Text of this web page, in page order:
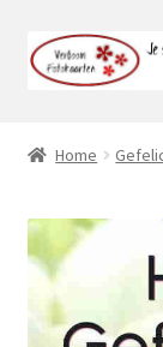
Ga
door
Ga
naar
Mijn account
Home